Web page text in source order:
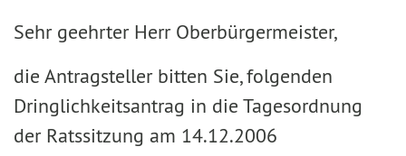
Sehr geehrter Herr Oberbürgermeister,
die Antragsteller bitten Sie, folgenden
Dringlichkeitsantrag in die Tagesordnung
der Ratssitzung am 14.12.2006